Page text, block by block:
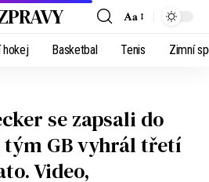
Aa
hokej Basketbal Tenis Zimní
se zapsali do
GB vyhrál třetí
Video,